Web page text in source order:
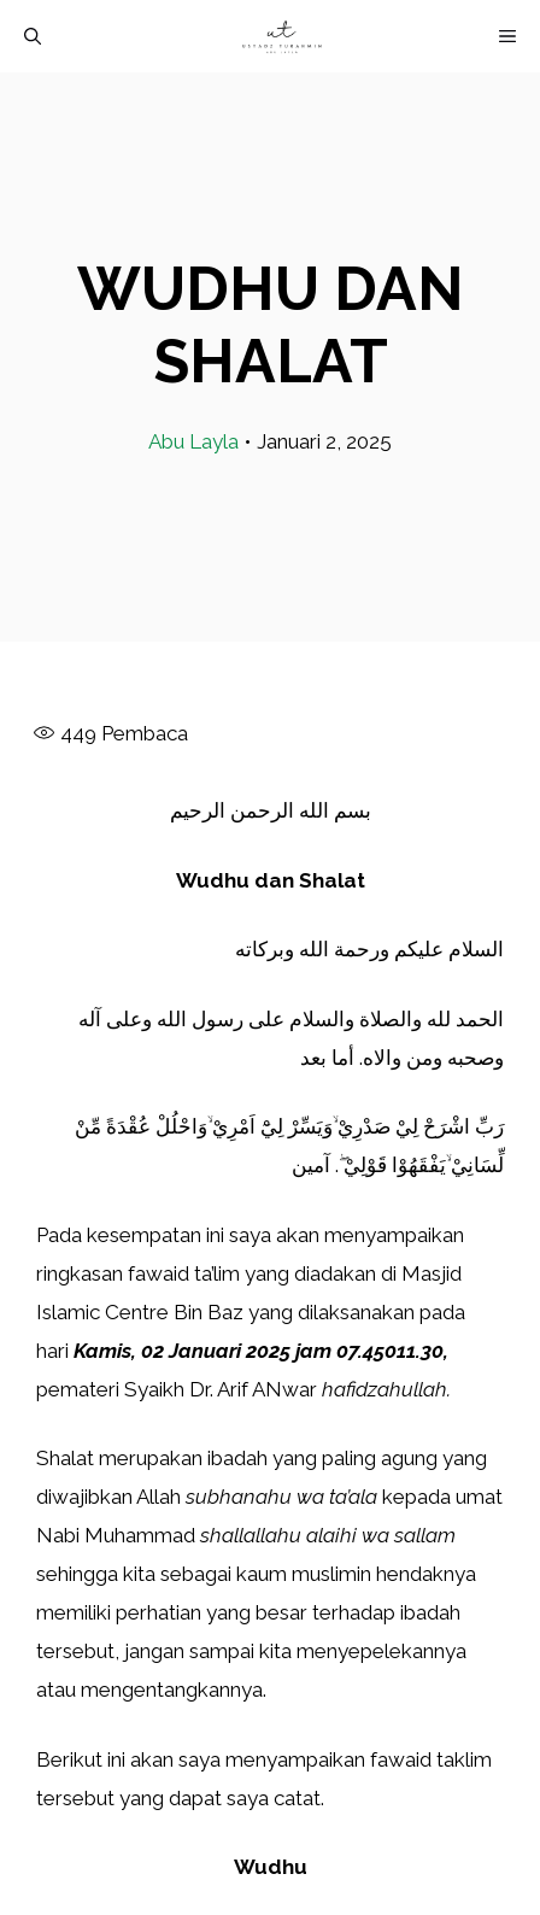
WUDHU DAN
SHALAT
Abu Layla • Januari 2, 2025
449 Pembaca
بسم الله الرحمن الرحيم
Wudhu dan Shalat
السلام عليكم ورحمة الله وبركاته
الحمد لله والصلاة والسلام على رسول الله وعلى آله
وصحبه ومن والاه. أما بعد
رَبِّ اشْرَحْ لِيْ صَدْرِيْ ۙوَيَسِّرْ لِيْٓ اَمْرِيْ ۙوَاحْلُلْ عُقْدَةً مِّنْ
لِّسَانِيْ ۙيَفْقَهُوْا قَوْلِيْ ۖ. آمين
Pada kesempatan ini saya akan menyampaikan
ringkasan fawaid ta’lim yang diadakan di Masjid
Islamic Centre Bin Baz yang dilaksanakan pada
hari Kamis, 02 Januari 2025 jam 07.45011.30,
pemateri Syaikh Dr. Arif ANwar hafidzahullah.
Shalat merupakan ibadah yang paling agung yang
diwajibkan Allahsubhanahu wa ta’ala kepada umat
Nabi Muhammadshallallahu alaihi wa sallam
sehingga kita sebagai kaum muslimin hendaknya
memiliki perhatian yang besar terhadap ibadah
tersebut, jangan sampai kita menyepelekannya
atau mengentangkannya.
Berikut ini akan saya menyampaikan fawaid taklim
tersebut yang dapat saya catat.
Wudhu